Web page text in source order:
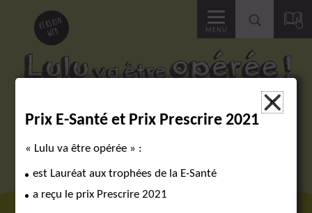
Des outils pour réussir un parcours chirurgical complexe
version
web MENU
Accéder
la
Prix E-Santé et Prix Prescrire 2021
« Lulu va être opérée » :
est Lauréat aux trophées de la E-Santé
a reçu le prix Prescrire 2021
×